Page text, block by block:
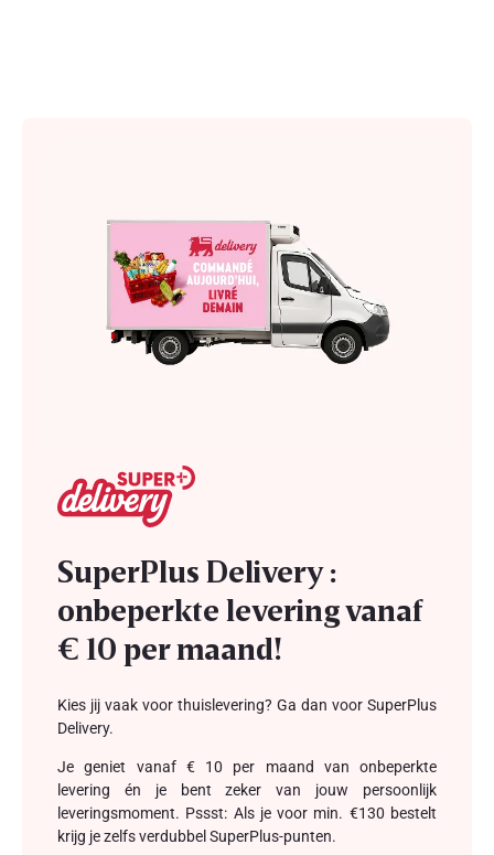
SuperPlus Delivery :
onbeperkte levering vanaf
€ 10 per maand!
Kies jij vaak voor thuislevering? Ga dan voor SuperPlus
Delivery.
Je geniet vanaf € 10 per maand van onbeperkte
levering én je bent zeker van jouw persoonlijk
leveringsmoment. Pssst: Als je voor min. €130 bestelt
krijg je zelfs verdubbel SuperPlus-punten.